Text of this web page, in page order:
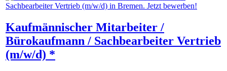
Kaufmännischer Mitarbeiter /
Bürokaufmann / Sachbearbeiter Vertrieb
(m/w/d) *